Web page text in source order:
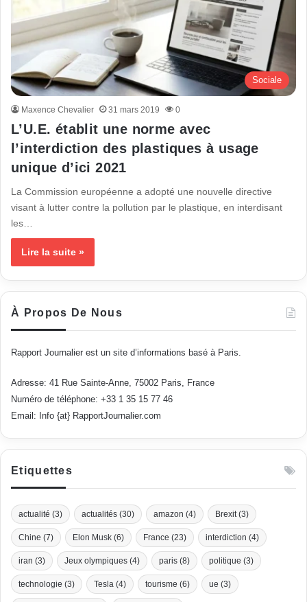
Sociale
Maxence Chevalier 31 mars 2019 0
L’U.E. établit une norme avec
l’interdiction des plastiques à usage
unique d’ici 2021
La Commission européenne a adopté une nouvelle directive
visant à lutter contre la pollution par le plastique, en interdisant
les…
Lire la suite »
À Propos De Nous
Rapport Journalier est un site d’informations basé à Paris.
Adresse: 41 Rue Sainte-Anne, 75002 Paris, France
Numéro de téléphone: +33 1 35 15 77 46
Email: Info {at} RapportJournalier.com
Etiquettes
actualité (3) actualités (30) amazon (4) Brexit(3)
Chine (7) Elon Musk (6) France (23) interdiction (4)
iran (3) Jeux olympiques (4) paris (8) politique (3)
technologie (3) Tesla (4) tourisme (6) ue (3)